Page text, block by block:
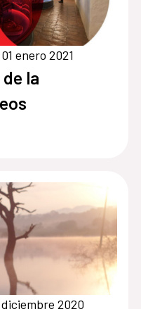
enero 2021
la
diciembre 2020